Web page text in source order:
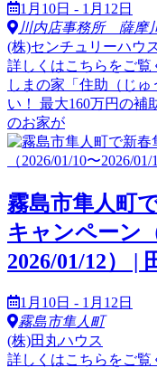
1月10日 - 1月12日
川内店事務所 薩摩
(株)センチュリーハウ
詳しくはこちらをご
しまの家「住助（じ
い！ 最大160万円の補
のお家が
霧島市隼人町
キャンペーン
2026/01/12） |
1月10日 - 1月12日
霧島市隼人町
(株)田丸ハウス
詳しくはこちらをご